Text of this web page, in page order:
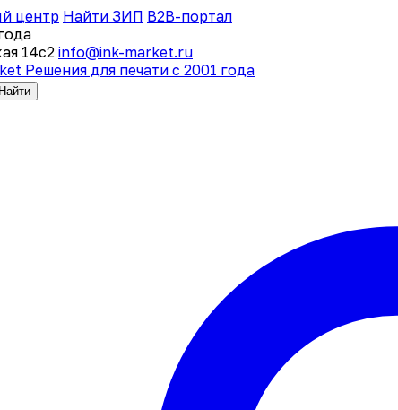
центр Найти ЗИП B2B-портал
14с2 info@ink-market.ru
Решения для печати с 2001 года
Найти